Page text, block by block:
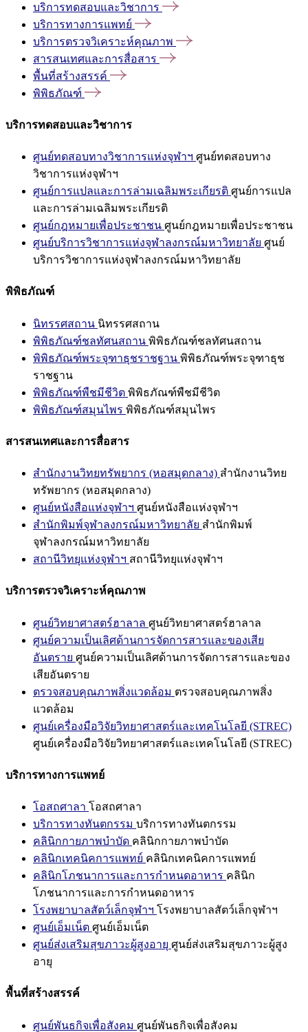
บริการทดสอบและวิชาการ
บริการทางการแพทย์
บริการตรวจวิเคราะห์คุณภาพ
สารสนเทศและการสื่อสาร
พื้นที่สร้างสรรค์
พิพิธภัณฑ์
บริการทดสอบและวิชาการ
ศูนย์ทดสอบทางวิชาการแห่งจุฬาฯ ศูนย์ทดสอบทาง
วิชาการแห่งจุฬาฯ
ศูนย์การแปลและการล่ามเฉลิมพระเกียรติ ศูนย์การแปล
และการล่ามเฉลิมพระเกียรติ
ศูนย์กฎหมายเพื่อประชาชน ศูนย์กฎหมายเพื่อประชาชน
ศูนย์บริการวิชาการแห่งจุฬาลงกรณ์มหาวิทยาลัย ศูนย์
บริการวิชาการแห่งจุฬาลงกรณ์มหาวิทยาลัย
พิพิธภัณฑ์
นิทรรศสถาน นิทรรศสถาน
พิพิธภัณฑ์ชลทัศนสถาน พิพิธภัณฑ์ชลทัศนสถาน
พิพิธภัณฑ์พระจุฑาธุชราชฐาน พิพิธภัณฑ์พระจุฑาธุช
ราชฐาน
พิพิธภัณฑ์พืชมีชีวิต พิพิธภัณฑ์พืชมีชีวิต
พิพิธภัณฑ์สมุนไพร พิพิธภัณฑ์สมุนไพร
สารสนเทศและการสื่อสาร
สำนักงานวิทยทรัพยากร (หอสมุดกลาง) สำนักงานวิทย
ทรัพยากร (หอสมุดกลาง)
ศูนย์หนังสือแห่งจุฬาฯ ศูนย์หนังสือแห่งจุฬาฯ
สำนักพิมพ์จุฬาลงกรณ์มหาวิทยาลัย สำนักพิมพ์
จุฬาลงกรณ์มหาวิทยาลัย
สถานีวิทยุแห่งจุฬาฯ สถานีวิทยุแห่งจุฬาฯ
บริการตรวจวิเคราะห์คุณภาพ
ศูนย์วิทยาศาสตร์ฮาลาล ศูนย์วิทยาศาสตร์ฮาลาล
ศูนย์ความเป็นเลิศด้านการจัดการสารและของเสีย
อันตราย ศูนย์ความเป็นเลิศด้านการจัดการสารและของ
เสียอันตราย
ตรวจสอบคุณภาพสิ่งแวดล้อม ตรวจสอบคุณภาพสิ่ง
แวดล้อม
ศูนย์เครื่องมือวิจัยวิทยาศาสตร์และเทคโนโลยี (STREC)
ศูนย์เครื่องมือวิจัยวิทยาศาสตร์และเทคโนโลยี (STREC)
บริการทางการแพทย์
โอสถศาลา โอสถศาลา
บริการทางทันตกรรม บริการทางทันตกรรม
คลินิกกายภาพบำบัด คลินิกกายภาพบำบัด
คลินิกเทคนิคการแพทย์ คลินิกเทคนิคการแพทย์
คลินิกโภชนาการและการกำหนดอาหาร คลินิก
โภชนาการและการกำหนดอาหาร
โรงพยาบาลสัตว์เล็กจุฬาฯ โรงพยาบาลสัตว์เล็กจุฬาฯ
ศูนย์เอ็มเน็ต ศูนย์เอ็มเน็ต
ศูนย์ส่งเสริมสุขภาวะผู้สูงอายุ ศูนย์ส่งเสริมสุขภาวะผู้สูง
อายุ
พื้นที่สร้างสรรค์
ศูนย์พันธกิจเพื่อสังคม ศูนย์พันธกิจเพื่อสังคม